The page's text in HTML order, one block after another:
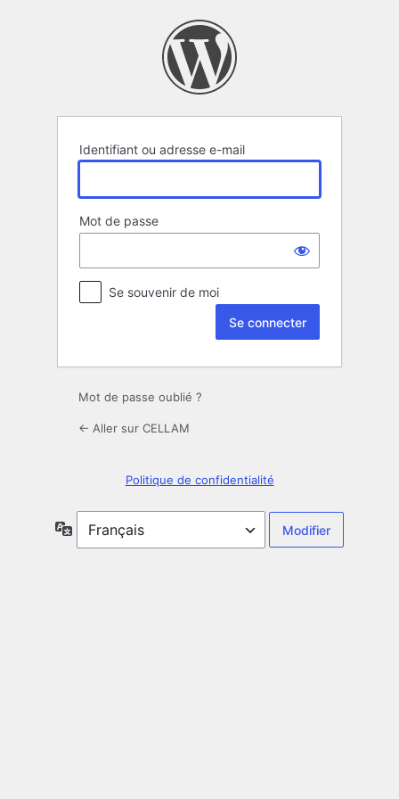
Identifiant ou adresse e-mail
Mot de passe
Se souvenir de moi
Mot de passe oublié ?
← Aller sur CELLAM
Politique de confidentialité
Langue